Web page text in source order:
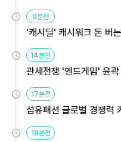
9분전
'캐시딜' 캐시워크 돈 버
14분전
관세전쟁 '엔드게임' 윤
용해야
17분전
섬유패션 글로벌 경쟁력
원
18분전